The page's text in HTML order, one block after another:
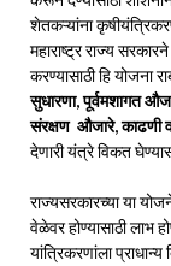
शेतकऱ्यांना
महाराष्ट्र राज्य
करण्यासाठी हि योजना
सुधारणा, पूर्वमशागत
संरक्षण औजारे, काढणी
देणारी यंत्रे विकत
राज्यसरकारच्या या
वेळेवर होण्यासाठी लाभ
यांत्रिकरणांला